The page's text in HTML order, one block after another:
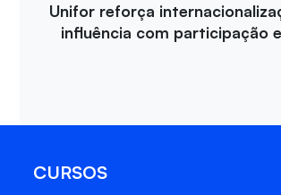
Unifor reforça
influência com participação
CURSOS